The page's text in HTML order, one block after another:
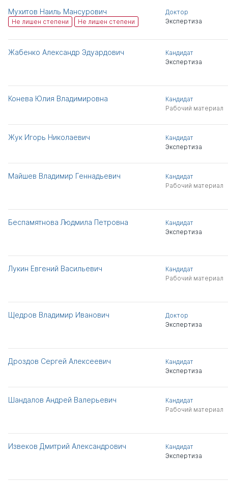
Мухитов Наиль Мансурович
Не лишен степени Не лишен степени
Доктор
Экспертиза
Жабенко Александр Эдуардович
Кандидат
Экспертиза
Конева Юлия Владимировна
Кандидат
Рабочий материал
Жук Игорь Николаевич
Кандидат
Экспертиза
Майшев Владимир Геннадьевич
Кандидат
Рабочий материал
Беспамятнова Людмила Петровна
Кандидат
Экспертиза
Лукин Евгений Васильевич
Кандидат
Рабочий материал
Щедров Владимир Иванович
Доктор
Экспертиза
Дроздов Сергей Алексеевич
Кандидат
Экспертиза
Шандалов Андрей Валерьевич
Кандидат
Рабочий материал
Извеков Дмитрий Александрович
Кандидат
Экспертиза